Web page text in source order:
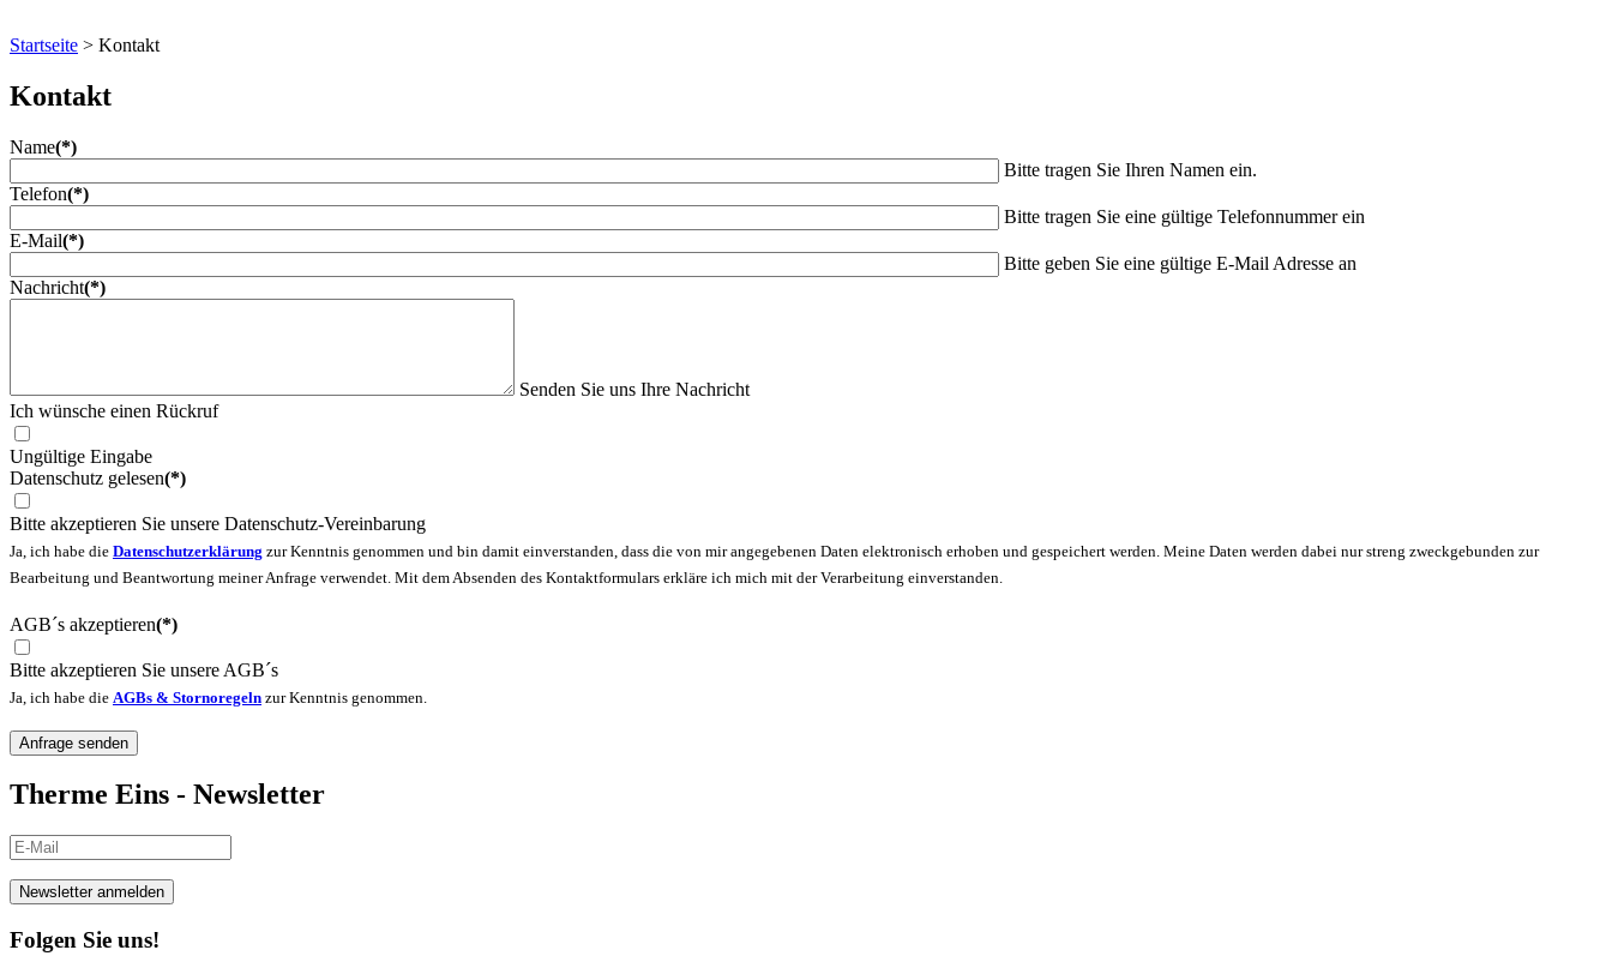
Startseite > Kontakt
Kontakt
Name(*)
Bitte tragen Sie Ihren Namen ein.
Telefon(*)
Bitte tragen Sie eine gültige Telefonnummer ein
E-Mail(*)
Bitte geben Sie eine gültige E-Mail Adresse an
Nachricht(*)
Senden Sie uns Ihre Nachricht
Ich wünsche einen Rückruf
Ungültige Eingabe
Datenschutz gelesen(*)
Bitte akzeptieren Sie unsere Datenschutz-Vereinbarung
Ja, ich habe die Datenschutzerklärung zur Kenntnis genommen und bin damit einverstanden, dass die von mir angegebenen Daten elektronisch erhoben und gespeichert werden. Meine Daten werden dabei nur streng zweckgebunden zur
Bearbeitung und Beantwortung meiner Anfrage verwendet. Mit dem Absenden des Kontaktformulars erkläre ich mich mit der Verarbeitung einverstanden.
AGB´s akzeptieren(*)
Bitte akzeptieren Sie unsere AGB´s
Ja, ich habe die AGBs & Stornoregeln zur Kenntnis genommen.
Anfrage senden
Therme Eins - Newsletter
Newsletter anmelden
Folgen Sie uns!